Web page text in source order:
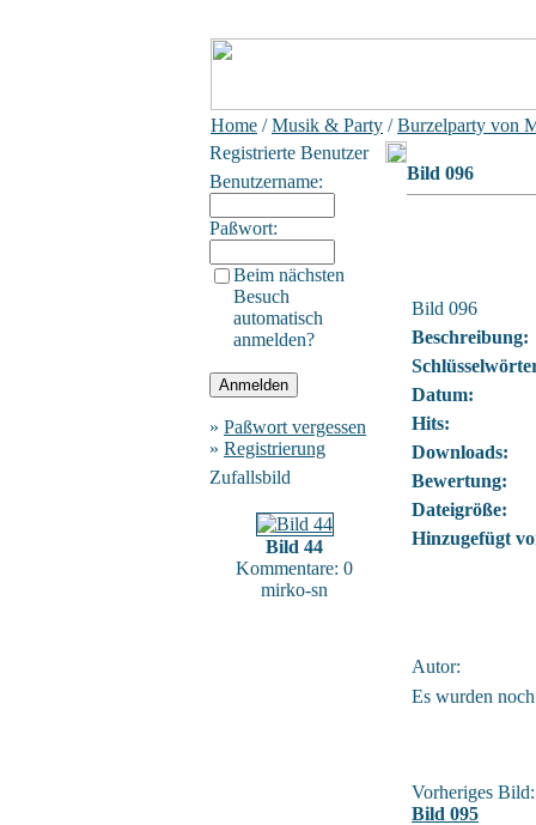
Home /Musik & Party /Burzelparty von
Registrierte Benutzer
Benutzername:
Paßwort:
Beim nächsten
Besuch
automatisch
anmelden?
» Paßwort vergessen
» Registrierung
Zufallsbild
Bild 44
Kommentare: 0
mirko-sn
Bild 096
Bild 096
Beschreibung:
Datum:
Hits:
Downloads:
Bewertung:
Dateigröße:
Hinzugefügt
Autor:
Es wurden
Vorheriges Bild:
Bild 095